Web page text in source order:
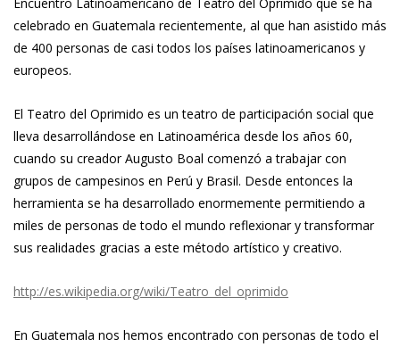
celebrado en Guatemala recientemente, al que han asistido más
de 400 personas de casi todos los países latinoamericanos y
europeos.
El Teatro del Oprimido es un teatro de participación social que
lleva desarrollándose en Latinoamérica desde los años 60,
cuando su creador Augusto Boal comenzó a trabajar con
grupos de campesinos en Perú y Brasil. Desde entonces la
herramienta se ha desarrollado enormemente permitiendo a
miles de personas de todo el mundo reflexionar y transformar
sus realidades gracias a este método artístico y creativo.
http://es.wikipedia.org/wiki/Teatro_del_oprimido
En Guatemala nos hemos encontrado con personas de todo el